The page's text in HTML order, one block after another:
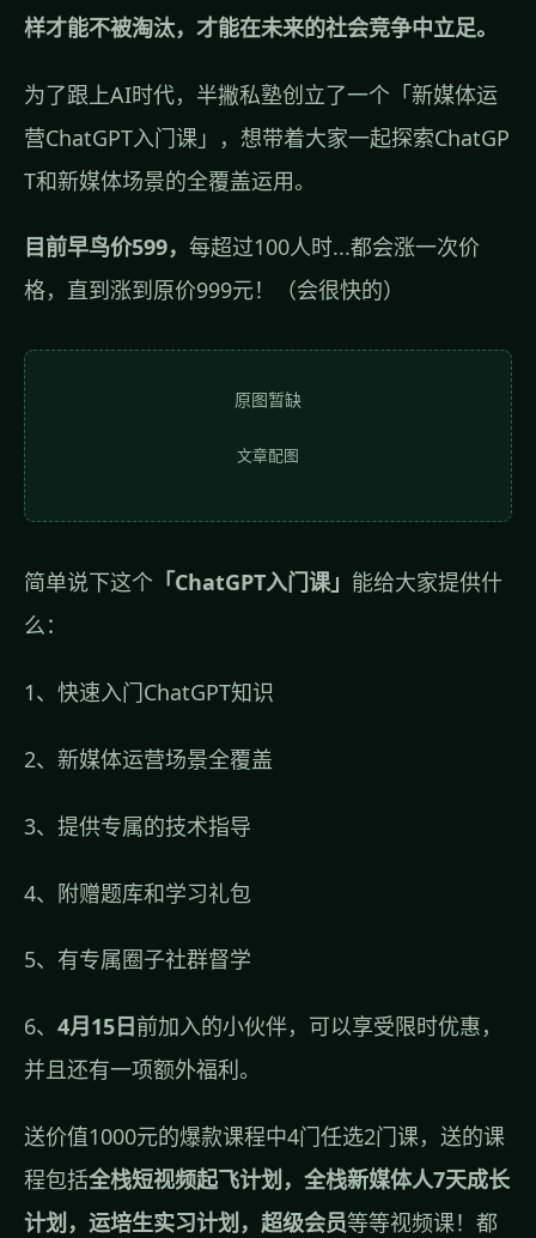
样才能不被淘汰，才能在未来的社会竞争中立足。
为了跟上AI时代，半撇私塾创立了一个 「新媒体运
营ChatGPT入门课」 ，想带着大家一起探索ChatGP
T和新媒体场景的全覆盖运用。
目前早鸟价599， 每超过100人时...都会涨一次价
格，直到涨到原价999元！（会很快的）
原图暂缺
文章配图
简单说下这个 「ChatGPT入门课」 能给大家提供什
么：
1、快速入门ChatGPT知识
2、新媒体运营场景全覆盖
3、提供专属的技术指导
4、附赠题库和学习礼包
5、有专属圈子社群督学
6、 4月15日前加入的小伙伴，可以享受限时优惠，
并且还有一项额外福利。
送价值1000元的爆款课程中4门任选2门课，送的课
程包括全栈短视频起飞计划，全栈新媒体人7天成长
计划，运培生实习计划，超级会员等等视频课！都